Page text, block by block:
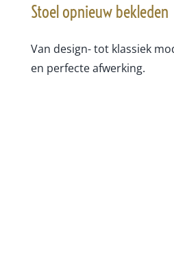
Stoel opnieuw bekleden
Van design- tot klassiek
en perfecte afwerking.